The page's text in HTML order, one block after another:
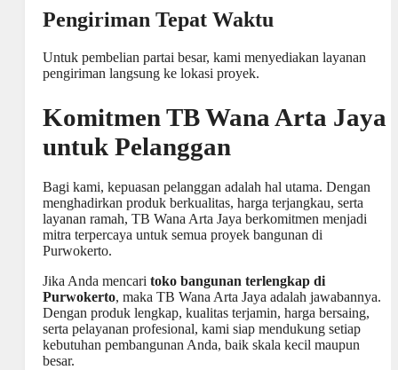
Pengiriman Tepat Waktu
Untuk pembelian partai besar, kami menyediakan layanan
pengiriman langsung ke lokasi proyek.
Komitmen TB Wana Arta Jaya
untuk Pelanggan
Bagi kami, kepuasan pelanggan adalah hal utama. Dengan
menghadirkan produk berkualitas, harga terjangkau, serta
layanan ramah, TB Wana Arta Jaya berkomitmen menjadi
mitra terpercaya untuk semua proyek bangunan di
Purwokerto.
Jika Anda mencari toko bangunan terlengkap di
Purwokerto, maka TB Wana Arta Jaya adalah jawabannya.
Dengan produk lengkap, kualitas terjamin, harga bersaing,
serta pelayanan profesional, kami siap mendukung setiap
kebutuhan pembangunan Anda, baik skala kecil maupun
besar.